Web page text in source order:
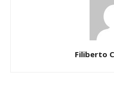
Filiberto